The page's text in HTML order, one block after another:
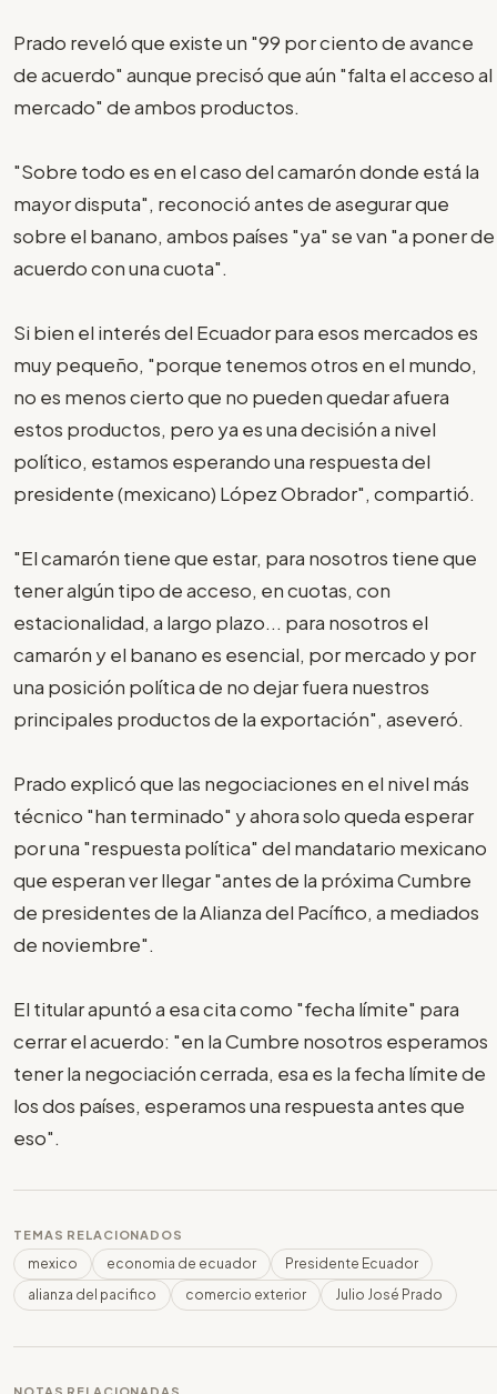
Prado reveló que existe un "99 por ciento de avance
de acuerdo" aunque precisó que aún "falta el acceso al
mercado" de ambos productos.
"Sobre todo es en el caso del camarón donde está la
mayor disputa", reconoció antes de asegurar que
sobre el banano, ambos países "ya" se van "a poner de
acuerdo con una cuota".
Si bien el interés del Ecuador para esos mercados es
muy pequeño, "porque tenemos otros en el mundo,
no es menos cierto que no pueden quedar afuera
estos productos, pero ya es una decisión a nivel
político, estamos esperando una respuesta del
presidente (mexicano) López Obrador", compartió.
"El camarón tiene que estar, para nosotros tiene que
tener algún tipo de acceso, en cuotas, con
estacionalidad, a largo plazo... para nosotros el
camarón y el banano es esencial, por mercado y por
una posición política de no dejar fuera nuestros
principales productos de la exportación", aseveró.
Prado explicó que las negociaciones en el nivel más
técnico "han terminado" y ahora solo queda esperar
por una "respuesta política" del mandatario mexicano
que esperan ver llegar "antes de la próxima Cumbre
de presidentes de la Alianza del Pacífico, a mediados
de noviembre".
El titular apuntó a esa cita como "fecha límite" para
cerrar el acuerdo: "en la Cumbre nosotros esperamos
tener la negociación cerrada, esa es la fecha límite de
los dos países, esperamos una respuesta antes que
eso".
TEMAS RELACIONADOS
mexico economia de ecuador
Presidente Ecuador
alianza del pacifico
comercio exterior Julio José Prado